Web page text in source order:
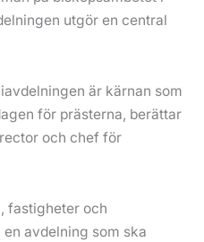
utgör en central
är kärnan som
för prästerna, berättar
och chef för
fastigheter och
avdelning som ska